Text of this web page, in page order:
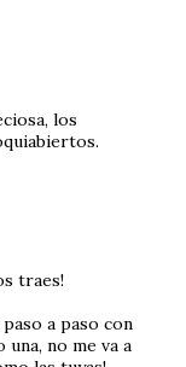
los
traes!
a paso con
no me va a